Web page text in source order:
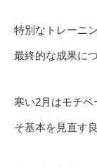
特別なトレーニ
最終的な成果に
寒い2月はモチ
そ基本を見直す